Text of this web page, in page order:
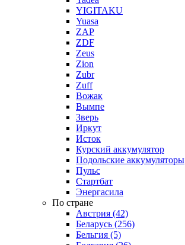
YIGITAKU
Yuasa
ZAP
ZDF
Zeus
Zion
Zubr
Zuff
Вожак
Вымпе
Зверь
Иркут
Исток
Курский аккумулятор
Подольские аккумуляторы
Пульс
Стартбат
Энергасила
По стране
Австрия (42)
Беларусь (256)
Бельгия (5)